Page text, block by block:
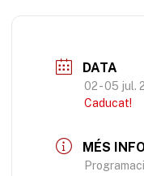
DATA
02 - 05 jul.
Caducat!
MÉS